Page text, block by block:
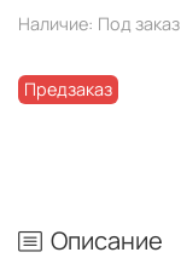
Наличие: Под заказ
Предзаказ
Описание